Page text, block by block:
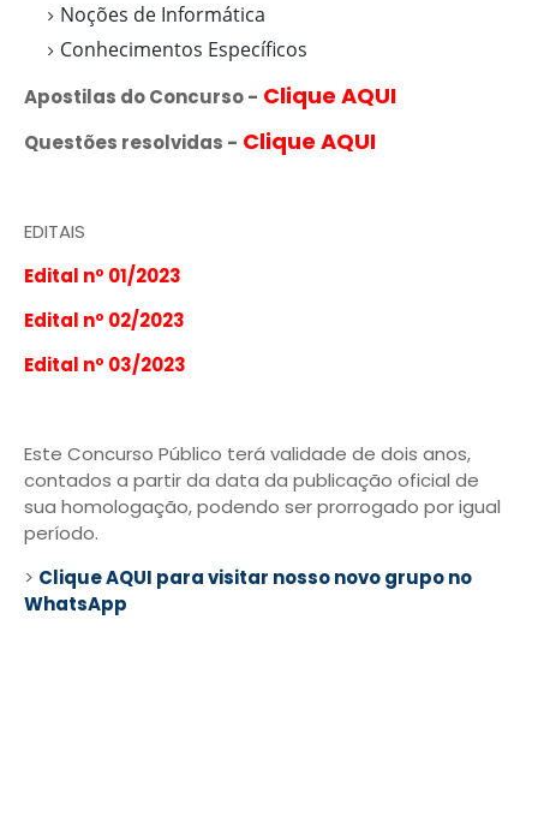
Noções de Informática
Conhecimentos Específicos
Apostilas do Concurso - Clique AQUI
Questões resolvidas - Clique AQUI
EDITAIS
Edital nº 01/2023
Edital nº 02/2023
Edital nº 03/2023
Este Concurso Público terá validade de dois anos,
contados a partir da data da publicação oficial de
sua homologação, podendo ser prorrogado por igual
período.
> Clique AQUI para visitar nosso novo grupo no
WhatsApp